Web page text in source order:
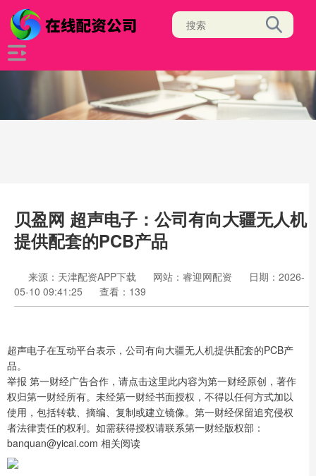
贝盈网 超声电子：公司有向大疆无人机
提供配套的PCB产品
来源：天津配资APP下载 网站：睿迎网配资
日期：2026-
05-10 09:41:25
查看：139
超声电子在互动平台表示，公司有向大疆无人机提供配套的PCB产
品。
举报 第一财经广告合作，请点击这里此内容为第一财经原创，著作
权归第一财经所有。未经第一财经书面授权，不得以任何方式加以
使用，包括转载、摘编、复制或建立镜像。第一财经保留追究侵权
者法律责任的权利。如需获得授权请联系第一财经版权部：
banquan@yicai.com 相关阅读